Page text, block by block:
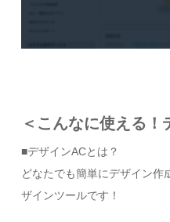
＜こんなに使える！
■デザインACとは？
どなたでも簡単にデザイン作
ザインツールです！